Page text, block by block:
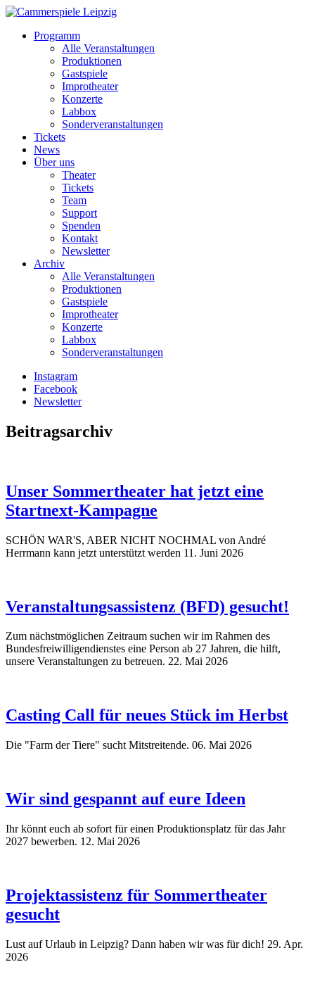
Programm
Alle Veranstaltungen
Produktionen
Gastspiele
Improtheater
Konzerte
Labbox
Sonderveranstaltungen
Tickets
News
Über uns
Theater
Tickets
Team
Support
Spenden
Kontakt
Newsletter
Archiv
Alle Veranstaltungen
Produktionen
Gastspiele
Improtheater
Konzerte
Labbox
Sonderveranstaltungen
Instagram
Facebook
Newsletter
Beitragsarchiv
Unser Sommertheater hat jetzt eine
Startnext-Kampagne
SCHÖN WAR'S, ABER NICHT NOCHMAL von André
Herrmann kann jetzt unterstützt werden 11. Juni 2026
Veranstaltungsassistenz (BFD) gesucht!
Zum nächstmöglichen Zeitraum suchen wir im Rahmen des
Bundesfreiwilligendienstes eine Person ab 27 Jahren, die hilft,
unsere Veranstaltungen zu betreuen. 22. Mai 2026
Casting Call für neues Stück im Herbst
Die "Farm der Tiere" sucht Mitstreitende. 06. Mai 2026
Wir sind gespannt auf eure Ideen
Ihr könnt euch ab sofort für einen Produktionsplatz für das Jahr
2027 bewerben. 12. Mai 2026
Projektassistenz für Sommertheater
gesucht
Lust auf Urlaub in Leipzig? Dann haben wir was für dich! 29. Apr.
2026